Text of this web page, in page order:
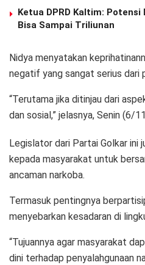
Ketua DPRD Kaltim: Potensi
Bisa Sampai Triliunan
Nidya menyatakan
negatif yang sangat serius dari
“Terutama jika ditinjau dari
dan sosial,” jelasnya, Senin (6/
Legislator dari Partai Golkar ini
kepada masyarakat untuk
ancaman narkoba.
Termasuk pentingnya
menyebarkan kesadaran di
“Tujuannya agar masyarakat
dini terhadap penyalahgunaan